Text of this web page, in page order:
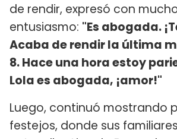
de rendir, expresó con
entusiasmo: "Es abogada.
Acaba de rendir la última
8. Hace una hora estoy
Lola es abogada, ¡amor!"
Luego, continuó mostrando
festejos, donde sus